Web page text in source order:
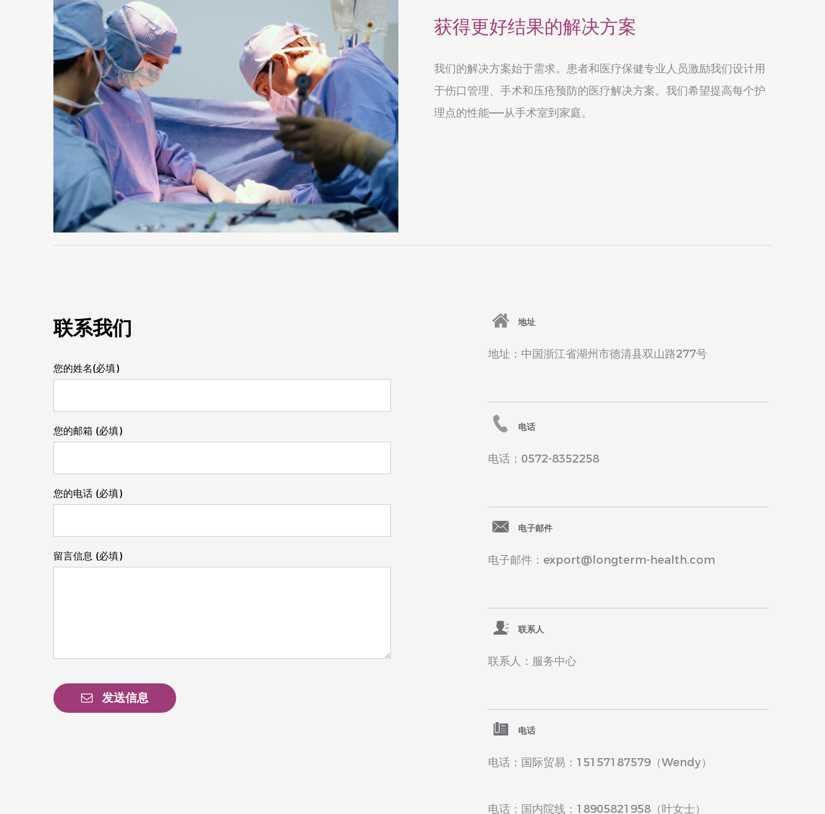
获得更好结果的解决方案
我们的解决方案始于需求。患者和医疗保健专业人员激励我们设计用
于伤口管理、手术和压疮预防的医疗解决方案。我们希望提高每个护
理点的性能——从手术室到家庭。
联系我们
您的姓名(必填)
您的邮箱 (必填)
您的电话 (必填)
留言信息 (必填)
发送信息
地址
地址：中国浙江省湖州市德清县双山路277号
电话
电话：0572-8352258
电子邮件
电子邮件：export@longterm-health.com
联系人
联系人：服务中心
电话
电话：国际贸易：15157187579（Wendy）
电话：国内院线：18905821958（叶女士）